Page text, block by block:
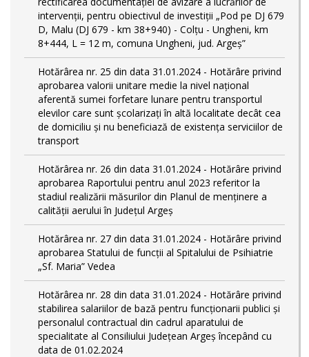
intervenții, pentru obiectivul de investiții „Pod pe DJ 679
D, Malu (DJ 679 - km 38+940) - Colțu - Ungheni, km
8+444, L = 12 m, comuna Ungheni, jud. Argeș”
Hotărârea nr. 25 din data 31.01.2024 - Hotărâre privind
aprobarea valorii unitare medie la nivel național
aferentă sumei forfetare lunare pentru transportul
elevilor care sunt şcolarizați în altă localitate decât cea
de domiciliu şi nu beneficiază de existența serviciilor de
transport
Hotărârea nr. 26 din data 31.01.2024 - Hotărâre privind
aprobarea Raportului pentru anul 2023 referitor la
stadiul realizării măsurilor din Planul de menținere a
calității aerului în Județul Argeș
Hotărârea nr. 27 din data 31.01.2024 - Hotărâre privind
aprobarea Statului de funcţii al Spitalului de Psihiatrie
„Sf. Maria” Vedea
Hotărârea nr. 28 din data 31.01.2024 - Hotărâre privind
stabilirea salariilor de bază pentru funcționarii publici și
personalul contractual din cadrul aparatului de
specialitate al Consiliului Județean Argeș începând cu
data de 01.02.2024